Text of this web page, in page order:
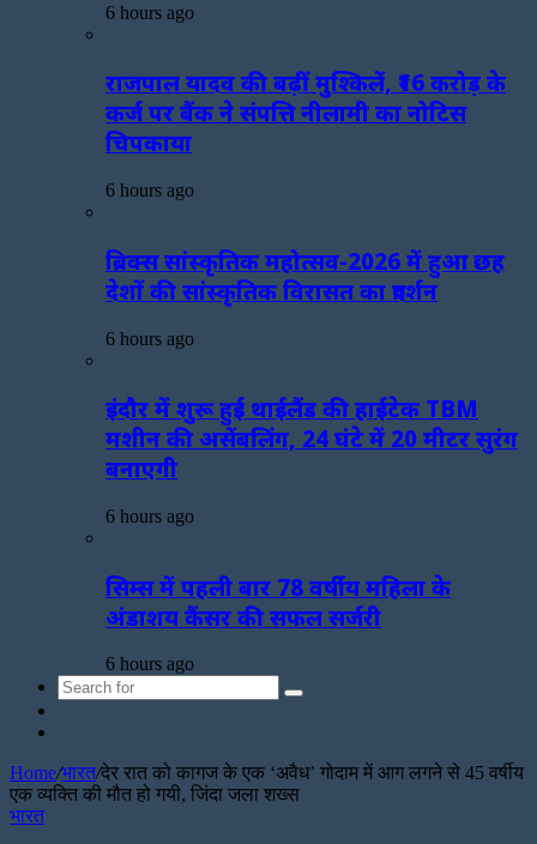
6 hours ago
राजपाल यादव की बढ़ीं मुश्किलें, ₹16 करोड़ के
कर्ज पर बैंक ने संपत्ति नीलामी का नोटिस
चिपकाया
6 hours ago
ब्रिक्स सांस्कृतिक महोत्सव-2026 में हुआ छह
देशों की सांस्कृतिक विरासत का प्रदर्शन
6 hours ago
इंदौर में शुरू हुई थाईलैंड की हाईटेक TBM
मशीन की असेंबलिंग, 24 घंटे में 20 मीटर सुरंग
बनाएगी
6 hours ago
सिम्स में पहली बार 78 वर्षीय महिला के
अंडाशय कैंसर की सफल सर्जरी
6 hours ago
Search
Home/भारत/देर रात को कागज के एक ‘अवैध’ गोदाम में आग लगने से 45 वर्षीय
एक व्यक्ति की मौत हो गयी, जिंदा जला शख्स
भारत